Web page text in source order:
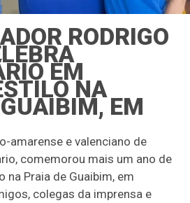
RODRIGO
EM
NA
EM
amarense e valenciano de
comemorou mais um ano de
na Praia de Guaibim, em
colegas da imprensa e